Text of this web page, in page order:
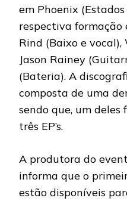
em Phoenix
respectiva formação
Rind (Baixo e
Jason Rainey
(Bateria). A
composta de uma
sendo que, um
três EP’s.
A produtora do
informa que o
estão disponíveis